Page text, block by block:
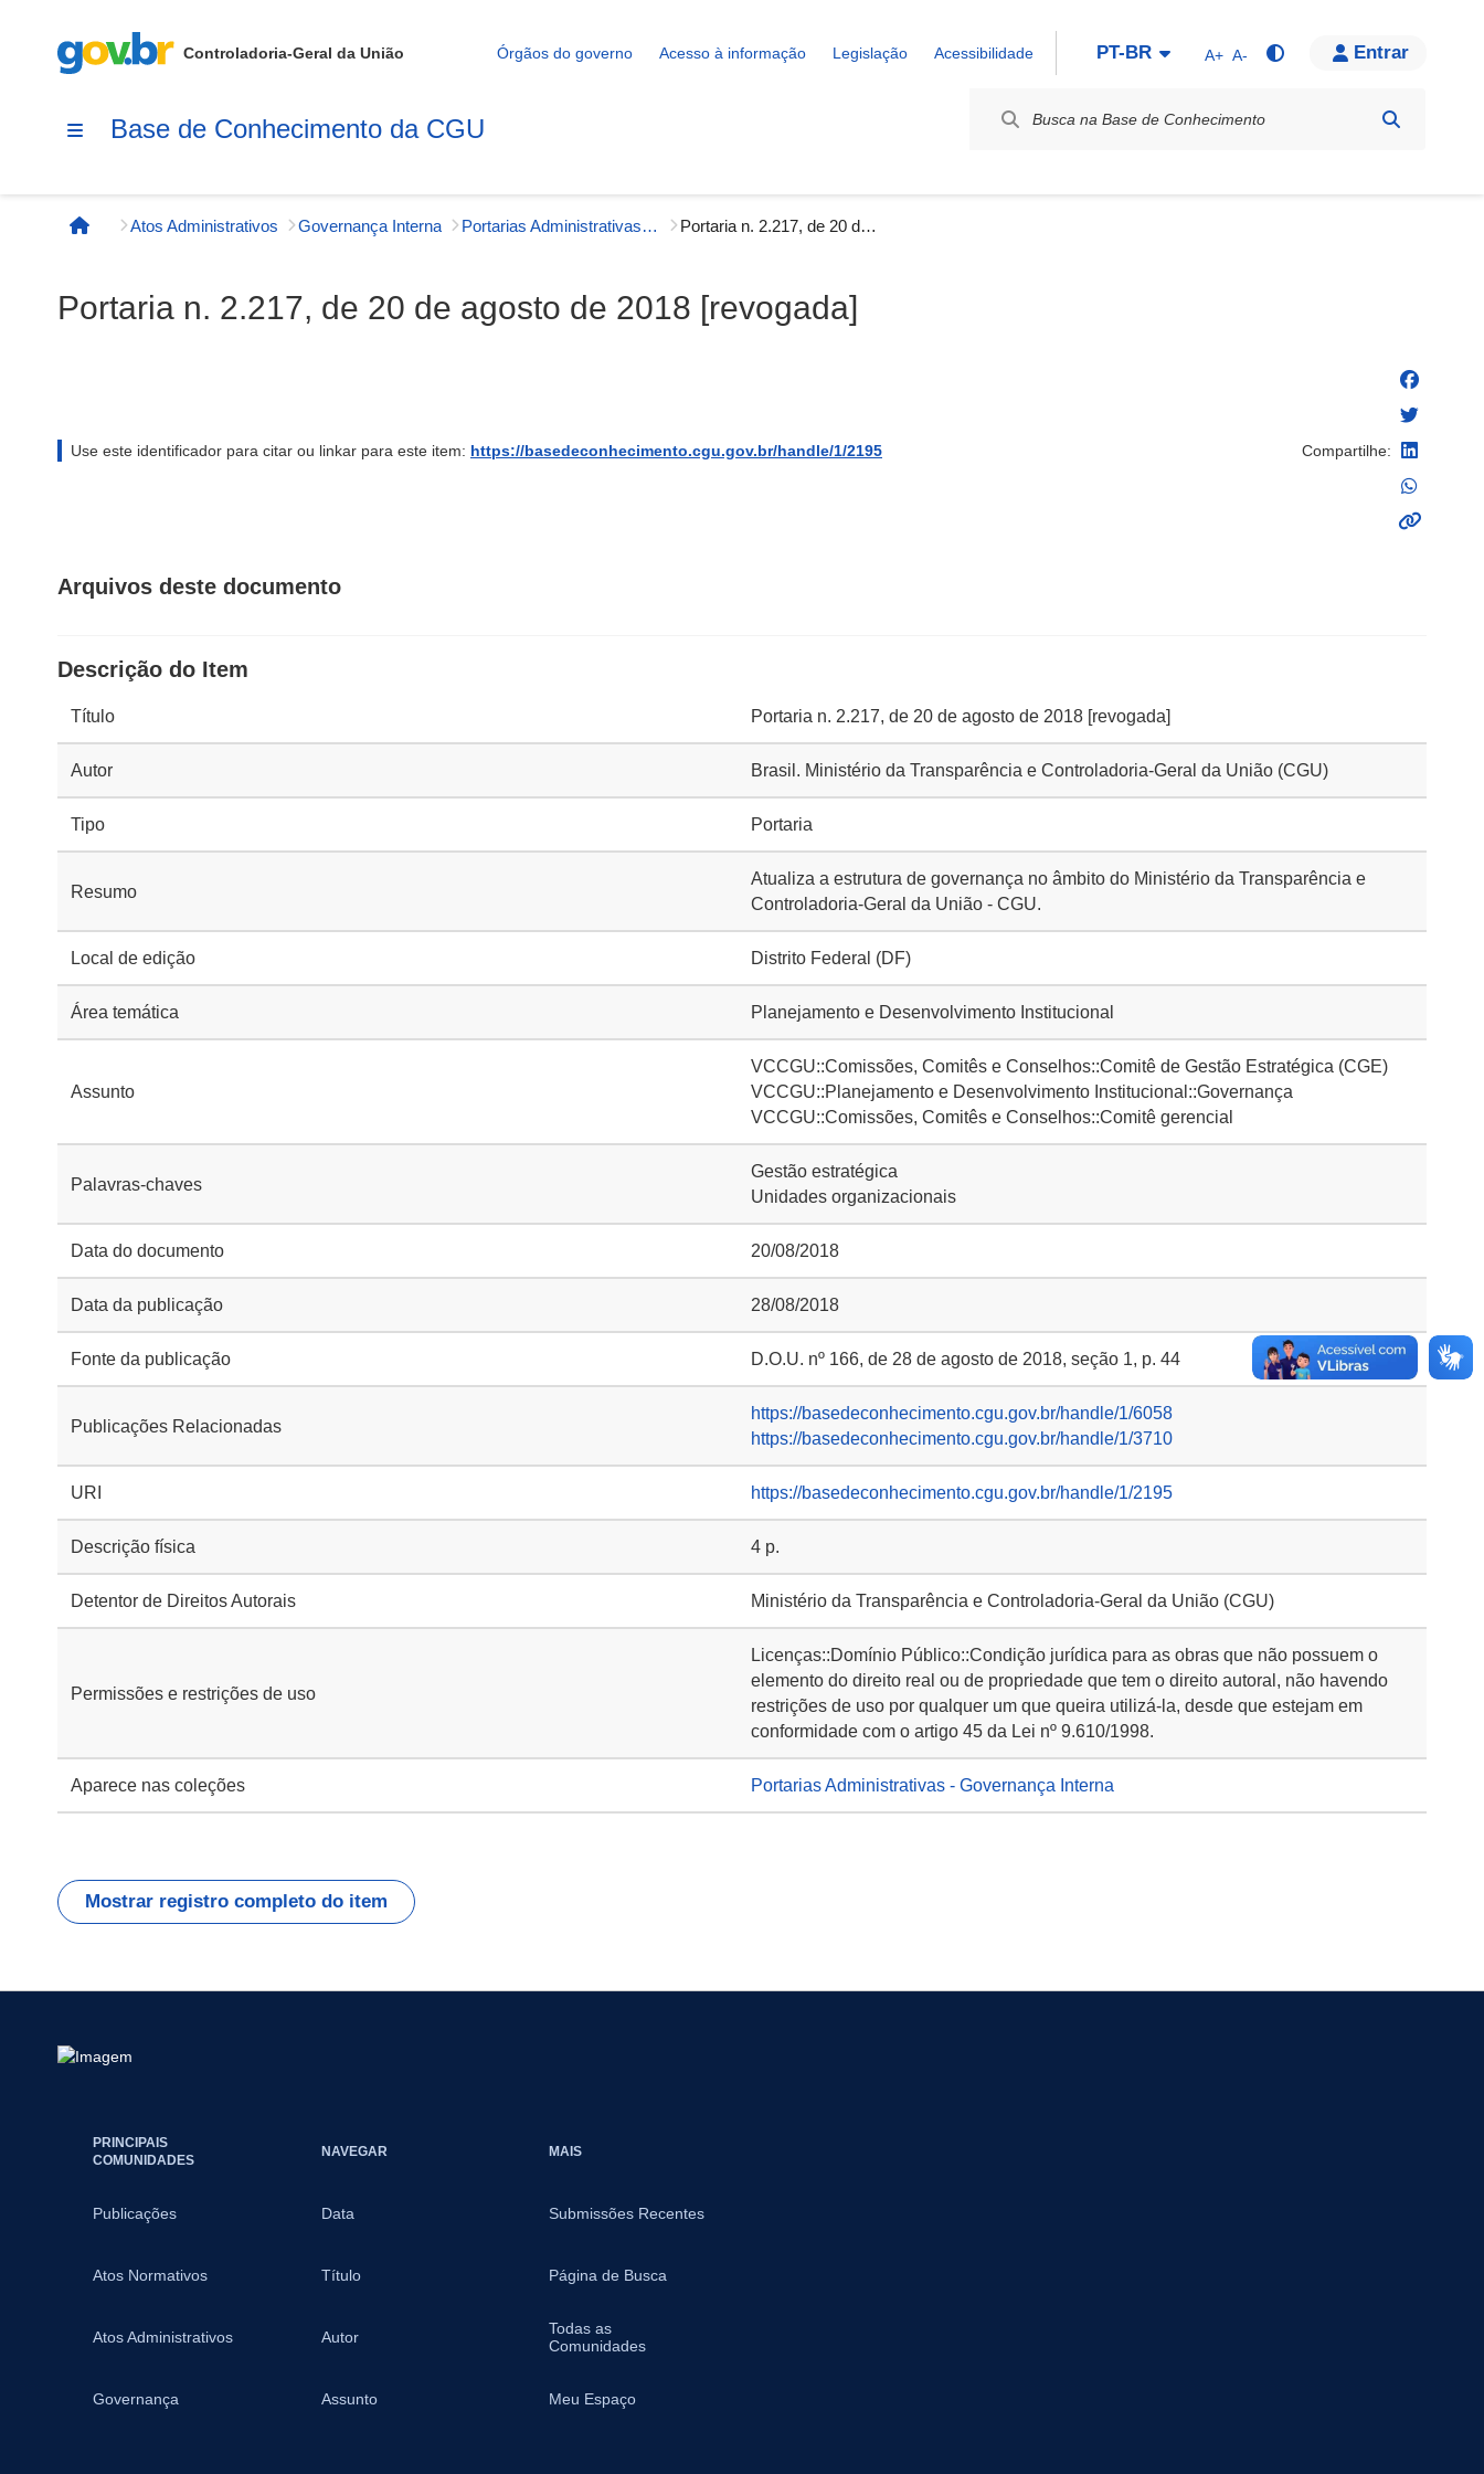
Controladoria-Geral da União Órgãos do governo Acesso à informação Legislação Acessibilidade PT-BR A+ A- Entrar
Base de Conhecimento da CGU
Página inicial
Atos Administrativos Governança Interna Portarias Administrativas - Governança Interna Portaria n. 2.217, de 20 de agosto de 2018 [revogada]
Portaria n. 2.217, de 20 de agosto de 2018 [revogada]
Use este identificador para citar ou linkar para este item: https://basedeconhecimento.cgu.gov.br/handle/1/2195 Compartilhe:
Arquivos deste documento
Descrição do Item
Título Portaria n. 2.217, de 20 de agosto de 2018 [revogada]
Autor Brasil. Ministério da Transparência e Controladoria-Geral da União (CGU)
Tipo Portaria
Resumo
Atualiza a estrutura de governança no âmbito do Ministério da Transparência e
Controladoria-Geral da União - CGU.
Local de edição Distrito Federal (DF)
Área temática Planejamento e Desenvolvimento Institucional
Assunto
VCCGU::Comissões, Comitês e Conselhos::Comitê de Gestão Estratégica (CGE)
VCCGU::Planejamento e Desenvolvimento Institucional::Governança
VCCGU::Comissões, Comitês e Conselhos::Comitê gerencial
Palavras-chaves
Gestão estratégica
Unidades organizacionais
Data do documento 20/08/2018
Data da publicação 28/08/2018
Fonte da publicação D.O.U. nº 166, de 28 de agosto de 2018, seção 1, p. 44
Publicações Relacionadas
https://basedeconhecimento.cgu.gov.br/handle/1/6058
https://basedeconhecimento.cgu.gov.br/handle/1/3710
URI https://basedeconhecimento.cgu.gov.br/handle/1/2195
Descrição física 4 p.
Detentor de Direitos Autorais Ministério da Transparência e Controladoria-Geral da União (CGU)
Permissões e restrições de uso
Licenças::Domínio Público::Condição jurídica para as obras que não possuem o
elemento do direito real ou de propriedade que tem o direito autoral, não havendo
restrições de uso por qualquer um que queira utilizá-la, desde que estejam em
conformidade com o artigo 45 da Lei nº 9.610/1998.
Aparece nas coleções Portarias Administrativas - Governança Interna
Mostrar registro completo do item
PRINCIPAIS
COMUNIDADES
Publicações
Atos Normativos
Atos Administrativos
Governança
NAVEGAR
Data
Título
Autor
Assunto
MAIS
Submissões Recentes
Página de Busca
Todas as
Comunidades
Meu Espaço